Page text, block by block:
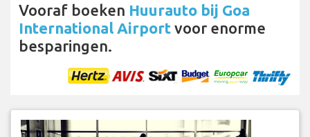
Vooraf boeken Huurauto bij Goa
International Airport voor enorme
besparingen.